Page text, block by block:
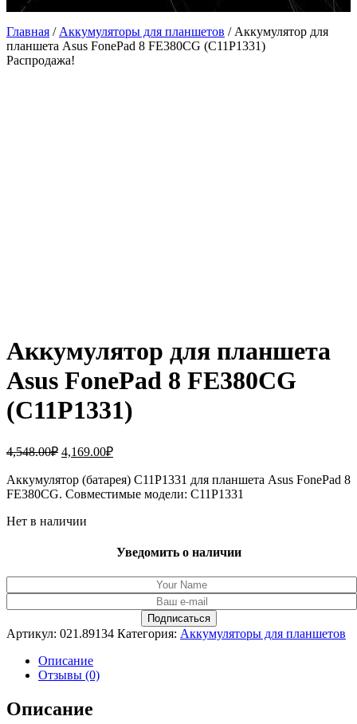
Главная / Аккумуляторы для планшетов / Аккумулятор для
планшета Asus FonePad 8 FE380CG (C11P1331)
Распродажа!
Аккумулятор для планшета
Asus FonePad 8 FE380CG
(C11P1331)
4,548.00₽ Первоначальная
составляла
4,548.00₽.
4,169.00₽Текущая
4,169.00₽.
Аккумулятор (батарея) C11P1331 для планшета Asus FonePad 8
FE380CG. Совместимые модели: C11P1331
Нет в наличии
Уведомить о наличии
Артикул: 021.89134 Категория: Аккумуляторы для планшетов
Описание
Отзывы (0)
Описание